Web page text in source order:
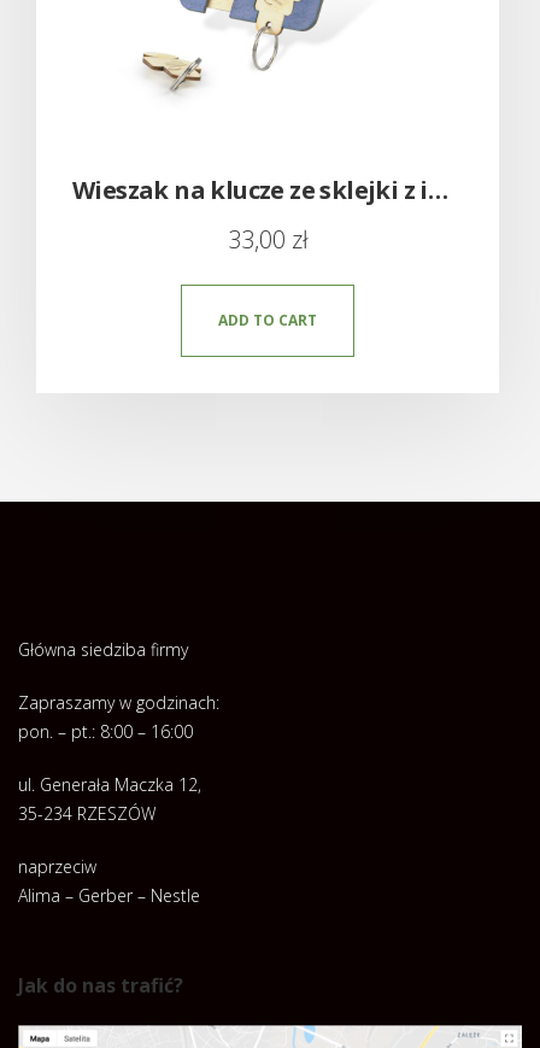
Wieszak na klucze ze sklejki z imieniem
33,00 zł
ADD TO CART
Główna siedziba firmy
Zapraszamy w godzinach:
pon. – pt.: 8:00 – 16:00
ul. Generała Maczka 12,
35-234 RZESZÓW
naprzeciw
Alima – Gerber – Nestle
Jak do nas trafić?